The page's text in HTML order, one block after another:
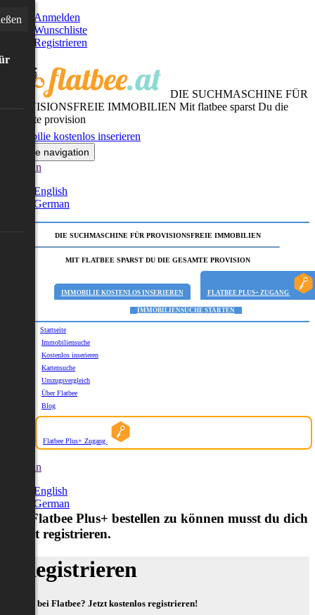
Anmelden
Wunschliste
Registrieren
DIE SUCHMASCHINE FÜR
PROVISIONSFREIE IMMOBILIEN Mit flatbee sparst Du die
gesamte provision
Immobilie kostenlos inserieren
Toggle navigation
German
English
German
DIE SUCHMASCHINE FÜR PROVISIONSFREIE IMMOBILIEN
MIT FLATBEE SPARST DU DIE GESAMTE PROVISION
IMMOBILIE KOSTENLOS INSERIEREN FLATBEE PLUS+ ZUGANG
IMMOBILIENSUCHE STARTEN
Startseite
Immobiliensuche
Kostenlos inserieren
Kartensuche
Umzugsvergleich
Über Flatbee
Blog
Flatbee Plus+ Zugang
German
English
German
Um Flatbee Plus+ bestellen zu können musst du dich
zuerst registrieren.
Registrieren
Neu bei Flatbee? Jetzt kostenlos registrieren!